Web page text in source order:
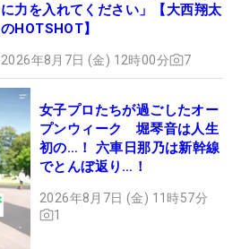
に力を入れてください」【大西翔太
のHOTSHOT】
2026年8月7日 (金) 12時00分 7
女子プロたちが過ごしたオー
プンウィーク 堀琴音は人生
初の…！ 六車日那乃は新幹線
でとんぼ返り…！
2026年8月7日 (金) 11時57分
1